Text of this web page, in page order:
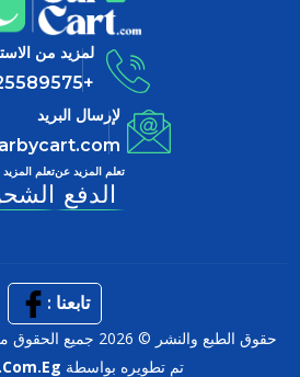
لمزيد من
+971525589575
لإرسال البريد
تعلم المزيد عن
الدفع
تعلم
تابعنا :
حقوق الطبع والنشر © 2026 جميع الحقوق محفوظة
تم تطويره بواسطة